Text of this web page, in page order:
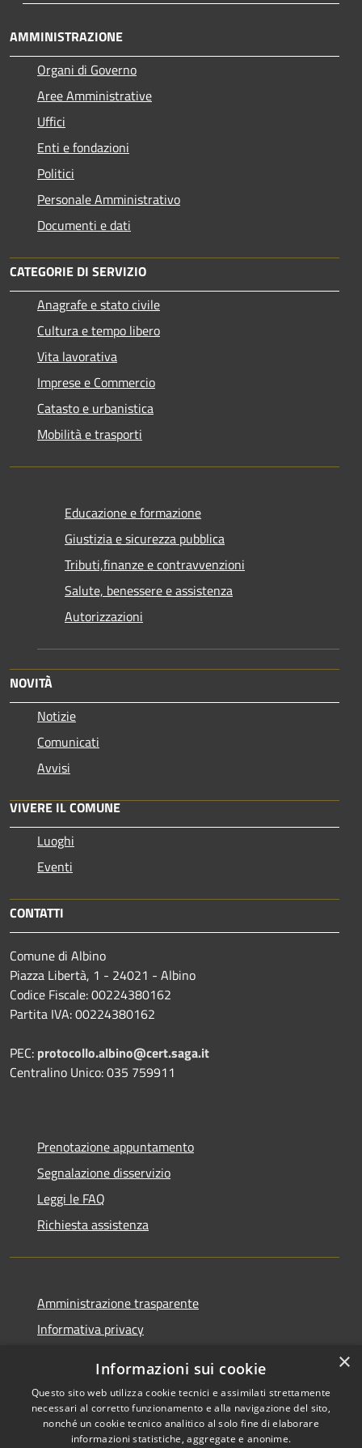
AMMINISTRAZIONE
Organi di Governo
Aree Amministrative
Uffici
Enti e fondazioni
Politici
Personale Amministrativo
Documenti e dati
CATEGORIE DI SERVIZIO
Anagrafe e stato civile
Cultura e tempo libero
Vita lavorativa
Imprese e Commercio
Catasto e urbanistica
Mobilità e trasporti
Educazione e formazione
Giustizia e sicurezza pubblica
Tributi,finanze e contravvenzioni
Salute, benessere e assistenza
Autorizzazioni
NOVITÀ
Notizie
Comunicati
Avvisi
VIVERE IL COMUNE
Luoghi
Eventi
CONTATTI
Comune di Albino
Piazza Libertà, 1 - 24021 - Albino
Codice Fiscale: 00224380162
Partita IVA: 00224380162
PEC: protocollo.albino@cert.saga.it
Centralino Unico: 035 759911
Prenotazione appuntamento
Segnalazione disservizio
Leggi le FAQ
Richiesta assistenza
Amministrazione trasparente
Informativa privacy
Dichiarazione di accessibilità
×
Informazioni sui cookie
Questo sito web utilizza cookie tecnici e assimilati strettamente
necessari al corretto funzionamento e alla navigazione del sito,
nonché un cookie tecnico analitico al solo fine di elaborare
informazioni statistiche, aggregate e anonime.